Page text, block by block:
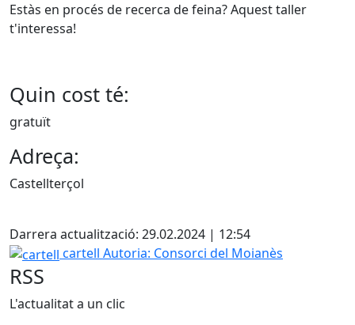
Estàs en procés de recerca de feina? Aquest taller
t'interessa!
Quin cost té:
gratuït
Adreça:
Castellterçol
Darrera actualització: 29.02.2024 | 12:54
cartell
cartell Autoria: Consorci del Moianès
RSS
L'actualitat a un clic